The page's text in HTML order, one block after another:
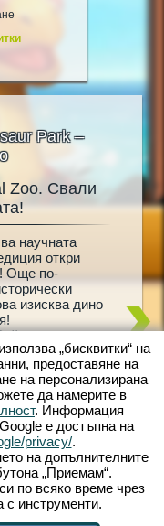
Park –
Zoo. Свали
научната
откри
Още по-
изисква дино
е тук, за да
че
бъдат
дали ще
изчезналата му
Primeval Zoo!
пълен
добре
като
бебета
нови
очаква!
използва „бисквитки“ на
предоставяне на
на персонализирана
да намерите в
. Информация
е достъпна на
privacy/.
на допълнителните
„Приемам“.
по всяко време чрез
с инструменти.